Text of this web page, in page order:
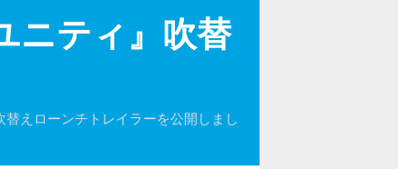
ニティ』吹替
えローンチトレイラーを公開しまし